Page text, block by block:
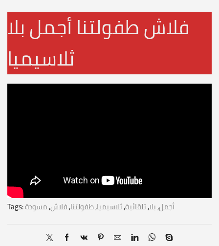
فلاش طفولتنا أجمل بلا
ثلاسيميا
Tags: أجمل,بلا,تلقائية,ثلاسيميا,طفولتنا,فلاش,مسودة